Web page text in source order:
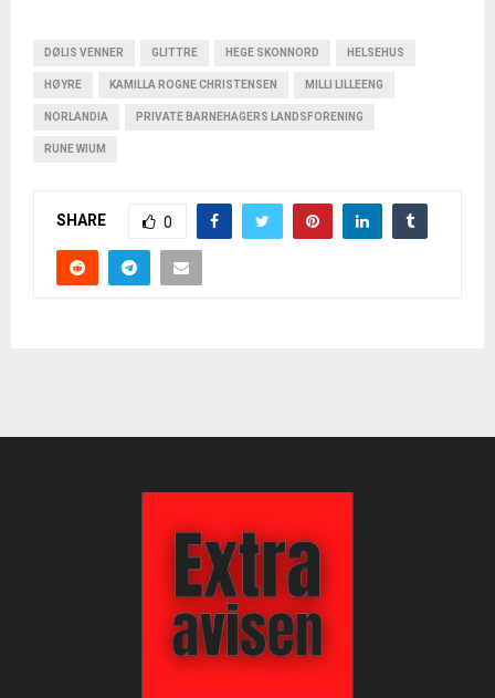
DØLIS VENNER GLITTRE HEGE SKONNORD HELSEHUS
HØYRE KAMILLA ROGNE CHRISTENSEN MILLI LILLEENG
NORLANDIA PRIVATE BARNEHAGERS LANDSFORENING
RUNE WIUM
SHARE 0